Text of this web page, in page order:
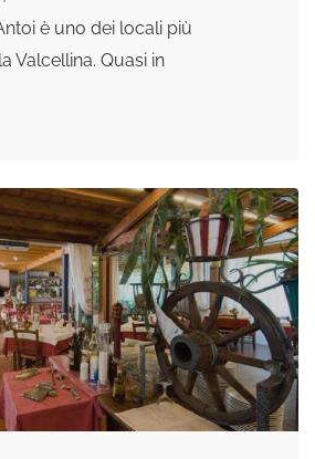
è uno dei locali più
Valcellina. Quasi in